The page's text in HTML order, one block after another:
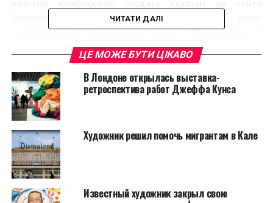
damianhirstchallenge.qa и загрузить свою
репродукцию. Победители будут объявлены 13
января 2014 года.
ЧИТАТИ ДАЛІ
ЦЕ МОЖЕ БУТИ ЦІКАВО
В Лондоне открылась выставка-
ретроспектива работ Джеффа Кунса
Художник решил помочь мигрантам в Кале
Известный художник закрыл свою